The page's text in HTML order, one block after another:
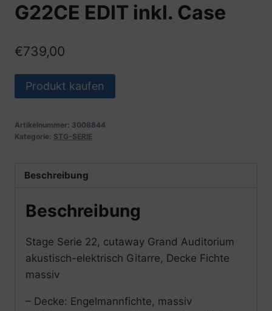
G22CE EDIT inkl. Case
€739,00
Produkt kaufen
Artikelnummer: 3008844
Kategorie: STG-SERIE
Beschreibung
Beschreibung
Stage Serie 22, cutaway Grand Auditorium
akustisch-elektrisch Gitarre, Decke Fichte
massiv
– Decke: Engelmannfichte, massiv